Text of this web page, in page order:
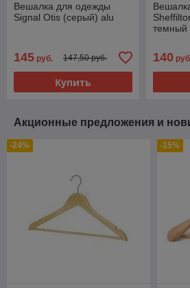
Вешалка для одежды
Signal Otis (серый) alu
145 руб. 147,50 руб.
Купить
темный
140
Акционные предложения и
-24% -15%